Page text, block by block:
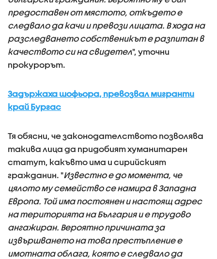
предоставен от мястото, откъдето е
следвало да качи и превози лицата. В хода на
разследването собственикът е разпитан в
качеството си на свидетел", уточни
прокурорът.
Задържаха шофьора, превозвал мигранти
край Бургас
Тя обясни, че законодателството позволява
такива лица да придобият хуманитарен
статут, какъвто има и сирийският
гражданин. "Известно е до момента, че
цялото му семейство се намира в Западна
Европа. Той има постоянен и настоящ адрес
на територията на България и е трудово
ангажиран. Вероятно причината за
извършването на това престъпление е
имотната облага, която е следвало да